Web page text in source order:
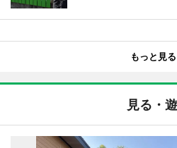
もっと見る
見る・